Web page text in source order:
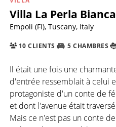
Villa La Perla
Empoli (FI), Tuscany, Italy
10 CLIENTS 5 CHAMBRES
Il était une fois une
d'entrée ressemblait à celui
protagoniste d'un conte de
et dont l'avenue était
Mais ce n'est pas un conte